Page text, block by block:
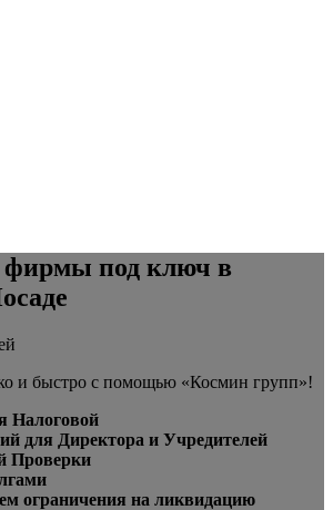
под ключ в
и быстро с помощью «Космин групп»!
Налоговой
для Директора и Учредителей
Проверки
ограничения на ликвидацию